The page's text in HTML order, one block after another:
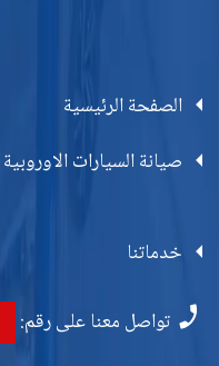
الصفحة الرئيسية
صيانة السيارات الاوروبية
خدماتنا
تواصل معنا على رقم: